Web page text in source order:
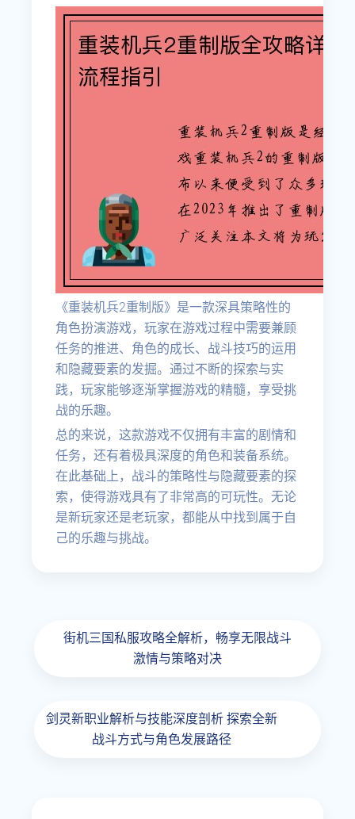
《重装机兵2重制版》是一款深具策略性的
角色扮演游戏，玩家在游戏过程中需要兼顾
任务的推进、角色的成长、战斗技巧的运用
和隐藏要素的发掘。通过不断的探索与实
践，玩家能够逐渐掌握游戏的精髓，享受挑
战的乐趣。
总的来说，这款游戏不仅拥有丰富的剧情和
任务，还有着极具深度的角色和装备系统。
在此基础上，战斗的策略性与隐藏要素的探
索，使得游戏具有了非常高的可玩性。无论
是新玩家还是老玩家，都能从中找到属于自
己的乐趣与挑战。
街机三国私服攻略全解析，畅享无限战斗
激情与策略对决
剑灵新职业解析与技能深度剖析 探索全新
战斗方式与角色发展路径